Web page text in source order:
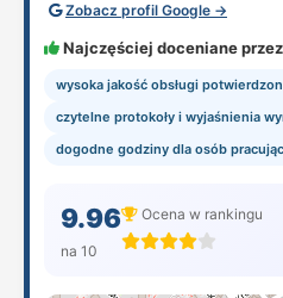
Zobacz profil Google →
Najczęściej doceniane
wysoka jakość obsługi
czytelne protokoły i wyjaśnienia
dogodne godziny dla osób
9.96
na 10
Ocena w rankingu